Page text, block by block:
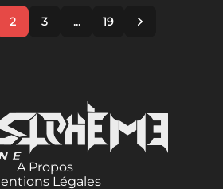
2 3 ... 19
A Propos
Légales